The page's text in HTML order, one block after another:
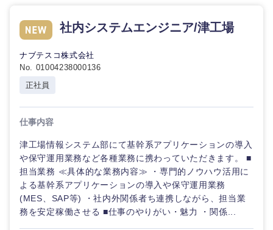
社内システムエンジニア/津工場
ナブテスコ株式会社
No. 01004238000136
正社員
仕事内容
津工場情報システム部にて基幹系アプリケーションの導入
や保守運用業務など各種業務に携わっていただきます。 ■
担当業務 ≪具体的な業務内容≫ ・専門的ノウハウ活用に
よる基幹系アプリケーションの導入や保守運用業務
(MES、SAP等) ・社内外関係者ち連携しながら、担当業
務を安定稼働させる ■仕事のやりがい・魅力 ・関係...